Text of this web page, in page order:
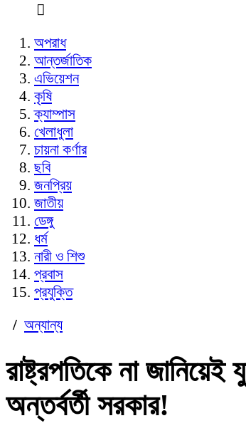
অপরাধ
আন্তর্জাতিক
এভিয়েশন
কৃষি
ক্যাম্পাস
খেলাধুলা
চায়না কর্ণার
ছবি
জনপ্রিয়
জাতীয়
ডেঙ্গু
ধর্ম
নারী ও শিশু
প্রবাস
প্রযুক্তি
/ অন্যান্য
রাষ্ট্রপতিকে না জানিয়েই
অন্তর্বর্তী সরকার!